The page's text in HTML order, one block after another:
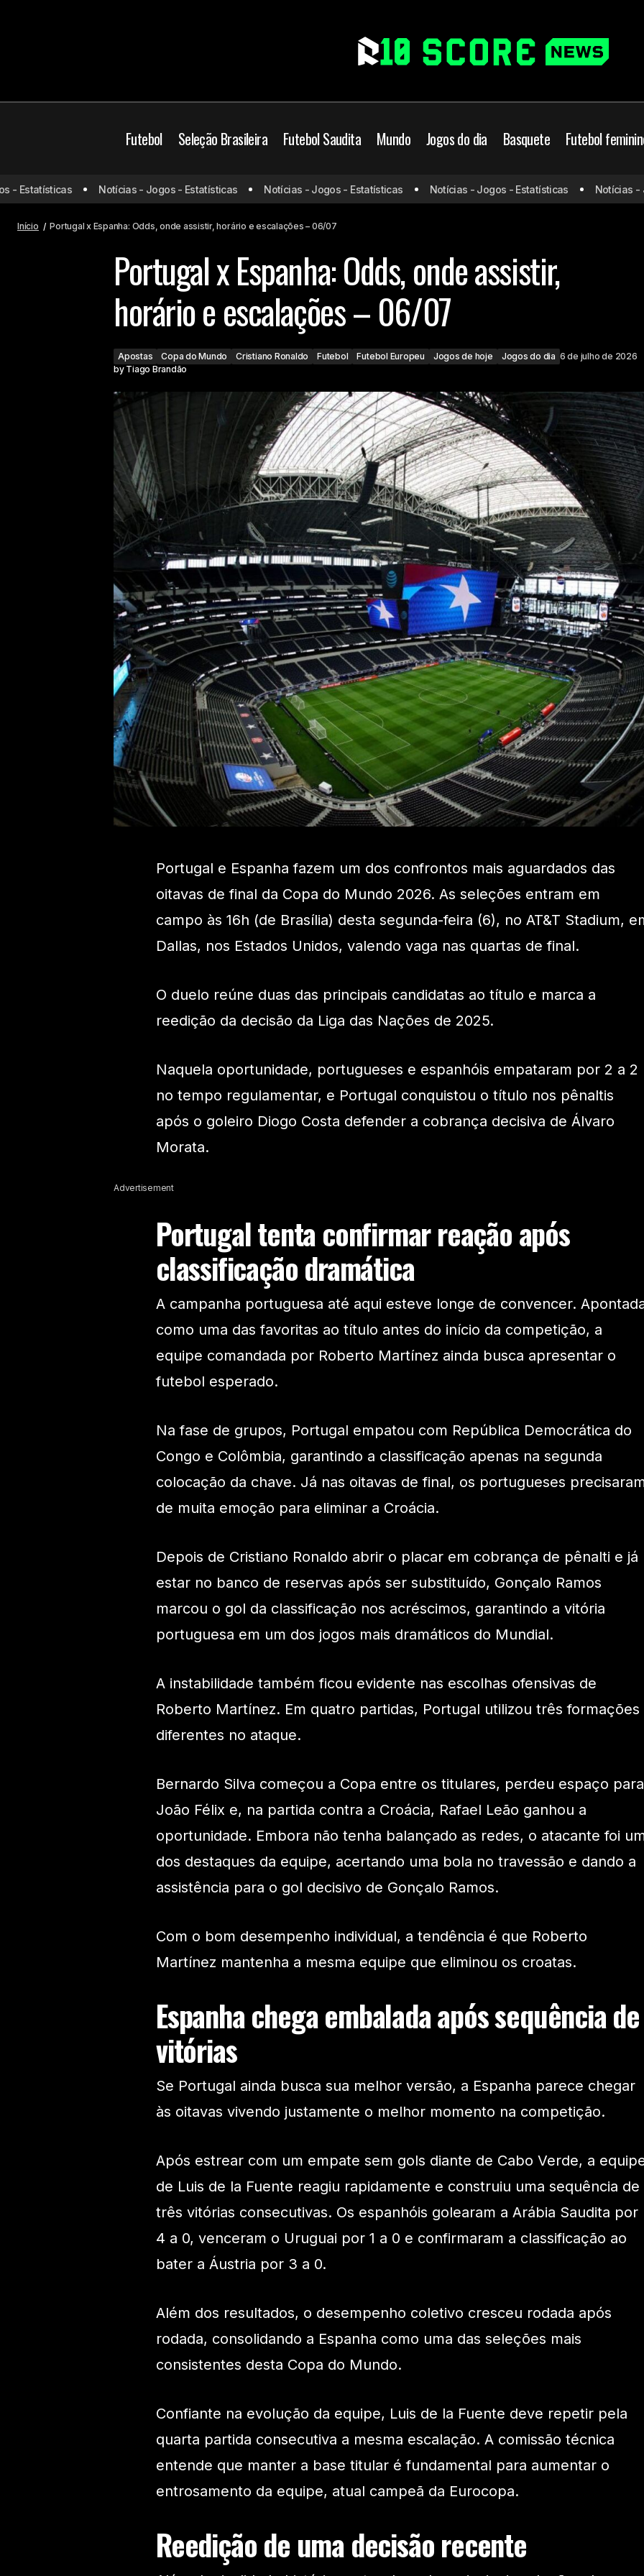
Futebol Seleção Brasileira Futebol Saudita Mundo Jogos do dia Basquete Futebol
Klopp será o novo técnico da
Alemanha, afirma jornalista
Apostas Copa do Mundo Cristiano Ronaldo
Futebol
Portugal x Espanha:
horário e escalações –
Estatísticas Notícias - Jogos - Estatísticas Notícias - Jogos - Estatísticas Notícias - Jogos - Estatísticas Notícias -
Início Portugal x Espanha: Odds, onde assistir, horário e escalações – 06/07
Portugal x Espanha: Odds, onde assistir,
horário e escalações – 06/07
Apostas Copa do Mundo Cristiano Ronaldo Futebol Futebol Europeu Jogos de hoje Jogos do dia 6 de julho de 2026
by Tiago Brandão
Portugal e Espanha fazem um dos confrontos mais aguardados das
oitavas de final da Copa do Mundo 2026. As seleções entram em
campo às 16h (de Brasília) desta segunda-feira (6), no AT&T Stadium,
Dallas, nos Estados Unidos, valendo vaga nas quartas de final.
O duelo reúne duas das principais candidatas ao título e marca a
reedição da decisão da Liga das Nações de 2025.
Naquela oportunidade, portugueses e espanhóis empataram por 2 a 2
no tempo regulamentar, e Portugal conquistou o título nos pênaltis
após o goleiro Diogo Costa defender a cobrança decisiva de Álvaro
Morata.
Advertisement
Portugal tenta confirmar reação após
classificação dramática
A campanha portuguesa até aqui esteve longe de convencer.
como uma das favoritas ao título antes do início da competição, a
equipe comandada por Roberto Martínez ainda busca apresentar o
futebol esperado.
Na fase de grupos, Portugal empatou com República Democrática do
Congo e Colômbia, garantindo a classificação apenas na segunda
colocação da chave. Já nas oitavas de final, os portugueses
de muita emoção para eliminar a Croácia.
Depois de Cristiano Ronaldo abrir o placar em cobrança de pênalti e já
estar no banco de reservas após ser substituído, Gonçalo Ramos
marcou o gol da classificação nos acréscimos, garantindo a vitória
portuguesa em um dos jogos mais dramáticos do Mundial.
A instabilidade também ficou evidente nas escolhas ofensivas de
Roberto Martínez. Em quatro partidas, Portugal utilizou três formações
diferentes no ataque.
Bernardo Silva começou a Copa entre os titulares, perdeu espaço para
João Félix e, na partida contra a Croácia, Rafael Leão ganhou a
oportunidade. Embora não tenha balançado as redes, o atacante foi
dos destaques da equipe, acertando uma bola no travessão e dando a
assistência para o gol decisivo de Gonçalo Ramos.
Com o bom desempenho individual, a tendência é que Roberto
Martínez mantenha a mesma equipe que eliminou os croatas.
Espanha chega embalada após sequência de
vitórias
Se Portugal ainda busca sua melhor versão, a Espanha parece chegar
às oitavas vivendo justamente o melhor momento na competição.
Após estrear com um empate sem gols diante de Cabo Verde, a
de Luis de la Fuente reagiu rapidamente e construiu uma sequência de
três vitórias consecutivas. Os espanhóis golearam a Arábia Saudita por
4 a 0, venceram o Uruguai por 1 a 0 e confirmaram a classificação ao
bater a Áustria por 3 a 0.
Além dos resultados, o desempenho coletivo cresceu rodada após
rodada, consolidando a Espanha como uma das seleções mais
consistentes desta Copa do Mundo.
Confiante na evolução da equipe, Luis de la Fuente deve repetir pela
quarta partida consecutiva a mesma escalação. A comissão técnica
entende que manter a base titular é fundamental para aumentar o
entrosamento da equipe, atual campeã da Eurocopa.
Reedição de uma decisão recente